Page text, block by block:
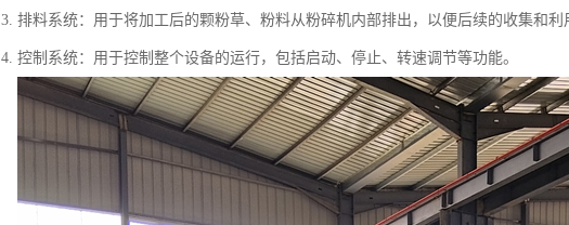
3. 排料系统：用于将加工后的颗粉草、粉料从粉碎机内部排出，以便后续的收集和利
4. 控制系统：用于控制整个设备的运行，包括启动、停止、转速调节等功能。